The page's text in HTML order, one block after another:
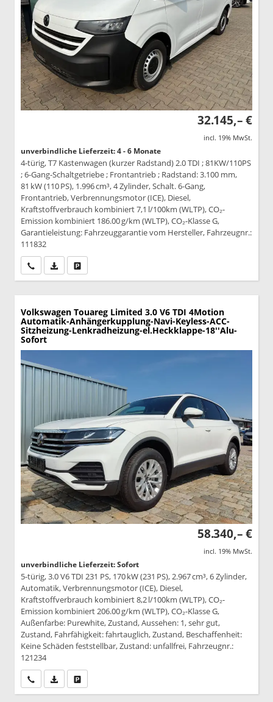
32.145,– €
incl. 19% MwSt.
unverbindliche Lieferzeit: 4 - 6 Monate
4-türig, T7 Kastenwagen (kurzer Radstand) 2.0 TDI ; 81KW/110PS
; 6-Gang-Schaltgetriebe ; Frontantrieb ; Radstand: 3.100 mm,
81 kW (110 PS), 1.996 cm³, 4 Zylinder, Schalt. 6-Gang,
Frontantrieb, Verbrennungsmotor (ICE), Diesel,
Kraftstoffverbrauch kombiniert 7,1 l/100km (WLTP), CO₂-
Emission kombiniert 186.00 g/km (WLTP), CO₂-Klasse G,
Garantieleistung: Fahrzeuggarantie vom Hersteller, Fahrzeugnr.:
111832
Wir rufen Sie anPDF-Datei, Fahrzeugexposé drucken
Volkswagen Touareg Limited 3.0 V6 TDI 4Motion
Automatik-Anhängerkupplung-Navi-Keyless-ACC-
Sitzheizung-Lenkradheizung-el.Heckklappe-18''Alu-
Sofort
58.340,– €
incl. 19% MwSt.
unverbindliche Lieferzeit: Sofort
5-türig, 3.0 V6 TDI 231 PS, 170 kW (231 PS), 2.967 cm³, 6 Zylinder,
Automatik, Verbrennungsmotor (ICE), Diesel,
Kraftstoffverbrauch kombiniert 8,2 l/100km (WLTP), CO₂-
Emission kombiniert 206.00 g/km (WLTP), CO₂-Klasse G,
Außenfarbe: Purewhite, Zustand, Aussehen: 1, sehr gut,
Zustand, Fahrfähigkeit: fahrtauglich, Zustand, Beschaffenheit:
Keine Schäden feststellbar, Zustand: unfallfrei, Fahrzeugnr.:
121234
Wir rufen Sie anPDF-Datei, Fahrzeugexposé drucken